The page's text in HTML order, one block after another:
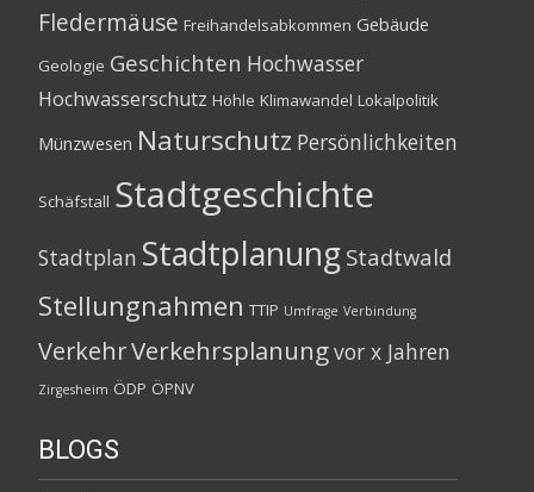
Fledermäuse Freihandelsabkommen Gebäude
Geologie Geschichten Hochwasser
Hochwasserschutz Höhle Klimawandel Lokalpolitik
Münzwesen Naturschutz Persönlichkeiten
Schäfstall Stadtgeschichte
Stadtplan Stadtplanung Stadtwald
Stellungnahmen TTIP Umfrage Verbindung
VerkehrVerkehrsplanungvor x Jahren
Zirgesheim ÖDP ÖPNV
BLOGS